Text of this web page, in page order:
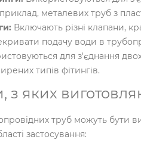
металевих труб з
Включають різні клапани,
подачу води в
для з'єднання
типів фітингів.
з яких
труб можуть бути
застосування: